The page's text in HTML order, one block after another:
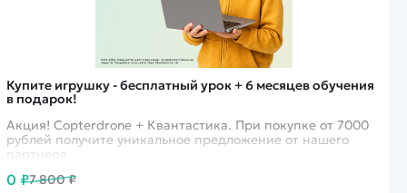
Купите игрушку - бесплатный урок + 6 месяцев обучения
в подарок!
Акция! Copterdrone + Квантастика. При покупке от 7000
рублей получите уникальное предложение от нашего
партнера
0 ₽7 800 ₽